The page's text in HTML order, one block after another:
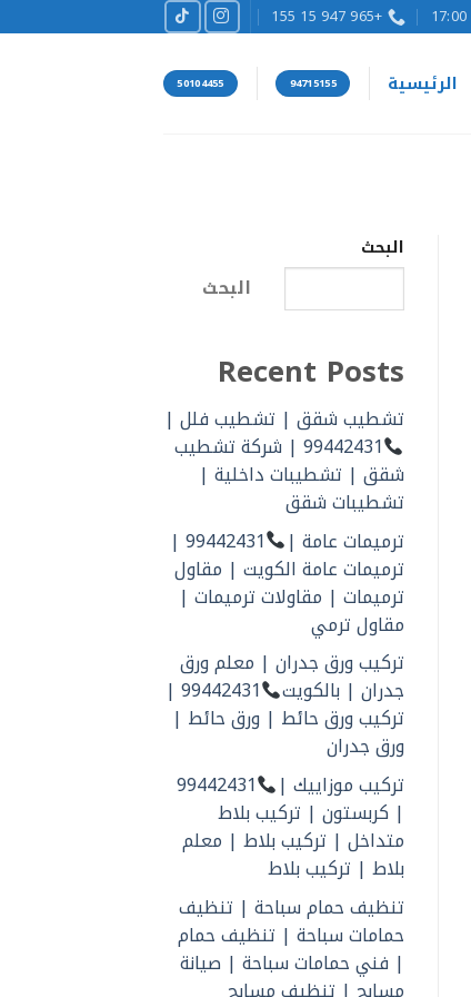
+965 947 15 155
الرئيسية 94715155
50104455
البحث
البحث
Recent Posts
تشطيب شقق | تشطيب فلل |
99442431 | شركة تشطيب
شقق | تشطيبات داخلية |
تشطيبات شقق
ترميمات عامة |
99442431 |
ترميمات عامة الكويت | مقاول
ترميمات | مقاولات ترميمات |
مقاول ترمي
تركيب ورق جدران | معلم ورق
جدران | بالكويت
99442431 |
تركيب ورق حائط | ورق حائط |
ورق جدران
تركيب موزاييك |
99442431
| كربستون | تركيب بلاط
متداخل | تركيب بلاط | معلم
بلاط | تركيب بلاط
تنظيف حمام سباحة | تنظيف
حمامات سباحة | تنظيف حمام
| فني حمامات سباحة | صيانة